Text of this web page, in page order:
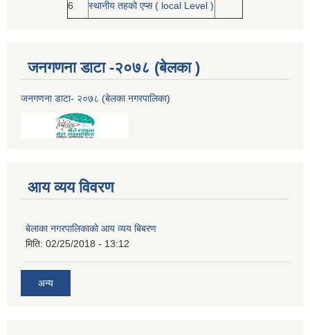
6 स्थानीय तहको एप्स ( local Level )
जनगणना डाटा -२०७८ (बेलका )
जनगणना डाटा- २०७८ (बेलका नगरपालिका)
आय व्यय विवरण
बेलाका नगरपालिकाको आय व्यय बिबरण
मिति: 02/25/2018 - 13:12
अन्य